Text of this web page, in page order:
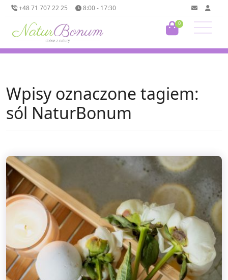
+48 71 707 22 25 8:00 - 17:30
0
Wpisy oznaczone tagiem:
sól NaturBonum